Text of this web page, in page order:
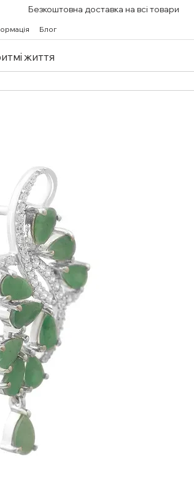
Безкоштовна доставка на всі товари
Блог
життя